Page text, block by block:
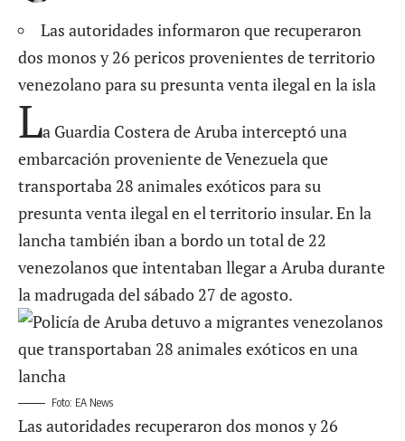
Las autoridades informaron que recuperaron
dos monos y 26 pericos provenientes de territorio
venezolano para su presunta venta ilegal en la isla
La Guardia Costera de Aruba interceptó una
embarcación proveniente de Venezuela que
transportaba 28 animales exóticos para su
presunta venta ilegal en el territorio insular. En la
lancha también iban a bordo un total de 22
venezolanos que intentaban llegar a Aruba durante
la madrugada del sábado 27 de agosto.
Foto: EA News
Las autoridades recuperaron dos monos y 26